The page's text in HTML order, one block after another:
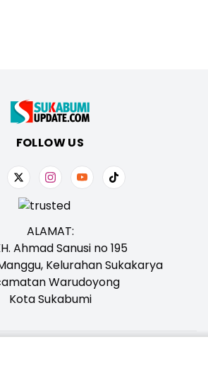
FOLLOW US
ALAMAT:
Ahmad Sanusi no 195
Kelurahan Sukakarya
Warudoyong
Kota Sukabumi